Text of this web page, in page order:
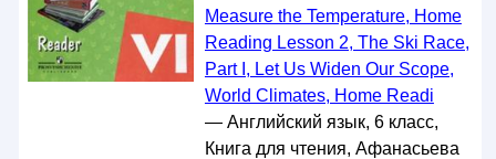
Measure the Temperature, Home
Reading Lesson 2, The Ski Race,
Part I, Let Us Widen Our Scope,
World Climates, Home Readi
— Английский язык, 6 класс,
Книга для чтения, Афанасьева